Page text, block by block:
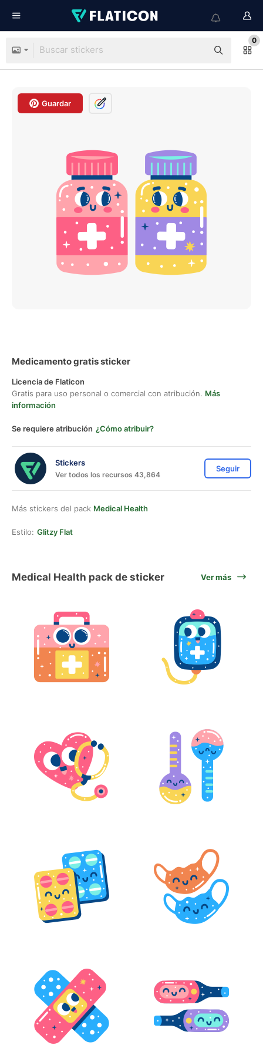
0
Guardar
Medicamento gratis sticker
Licencia de Flaticon
Gratis para uso personal o comercial con atribución. Más
información
Se requiere atribución ¿Cómo atribuir?
Stickers
Ver todos los recursos 43,864
Seguir
Más stickers del pack Medical Health
Estilo: Glitzy Flat
Medical Health pack de sticker Ver más